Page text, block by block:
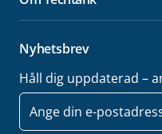
Nyhetsbrev
Håll dig uppdaterad –
E-
post